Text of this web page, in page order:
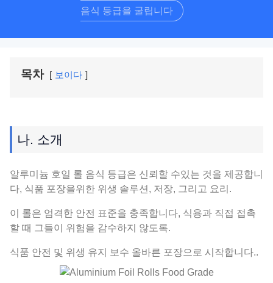
음식 등급을 굴립니다
목차 보이다
나. 소개
알루미늄 호일 롤 음식 등급은 신뢰할 수있는 것을 제공합니
다, 식품 포장을위한 위생 솔루션, 저장, 그리고 요리.
이 롤은 엄격한 안전 표준을 충족합니다, 식용과 직접 접촉
할 때 그들이 위험을 감수하지 않도록.
식품 안전 및 위생 유지 보수 올바른 포장으로 시작합니다..